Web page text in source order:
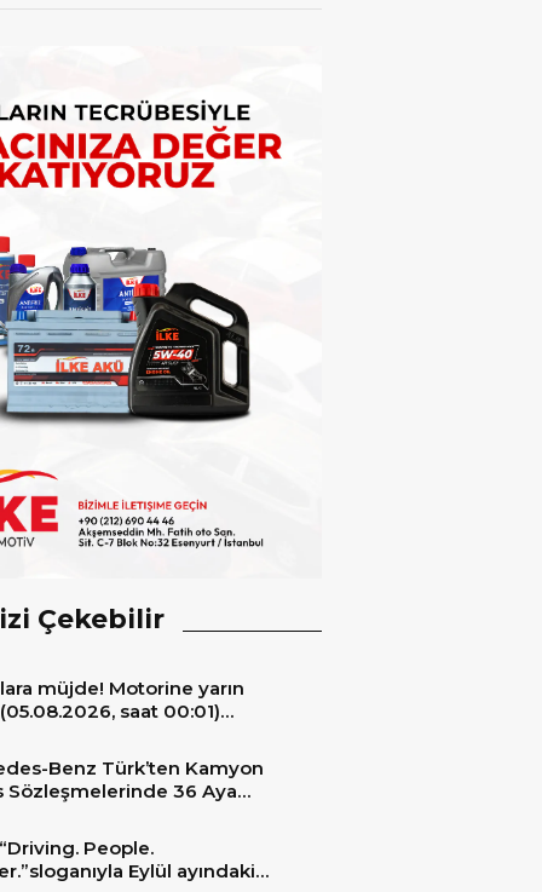
Çekebilir
müjde! Motorine yarın
saat 00:01)
Benz Türk’ten Kamyon
Sözleşmelerinde 36 Aya
People.
Eylül ayındaki